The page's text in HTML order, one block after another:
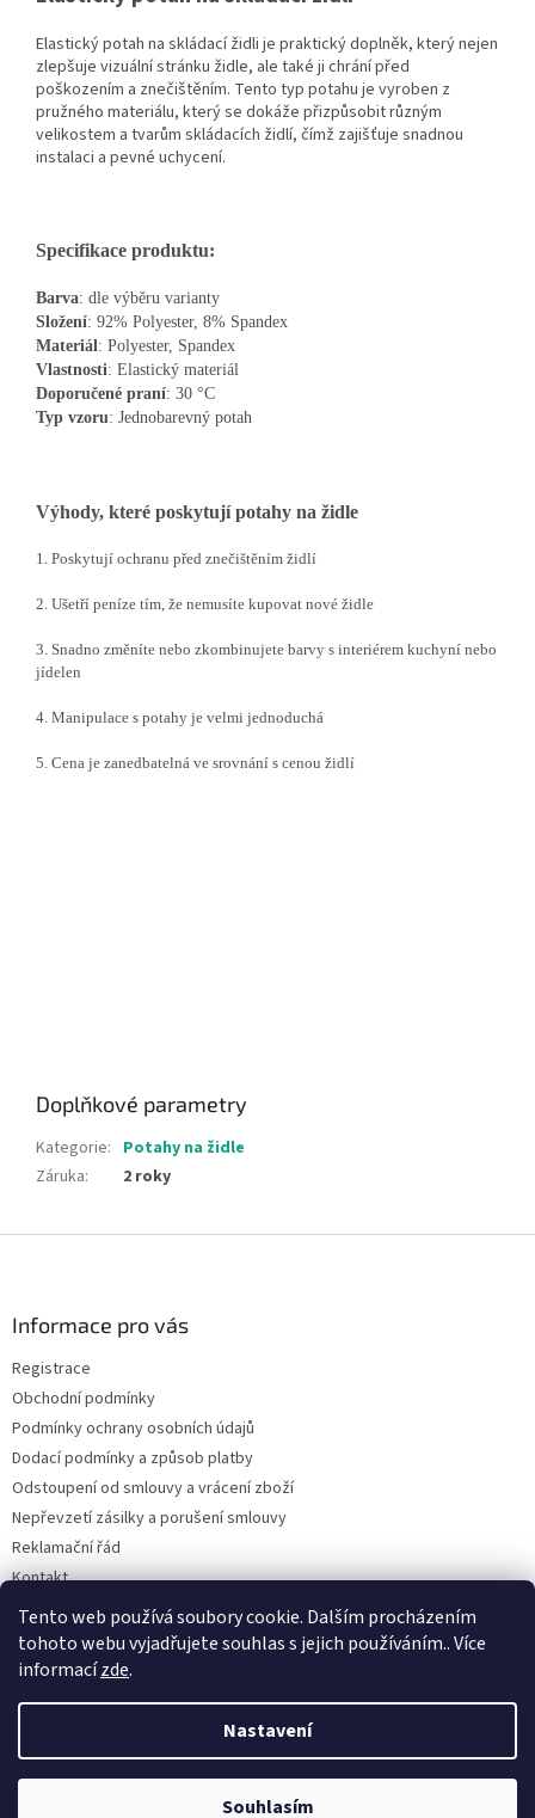
Tento web používá soubory cookie. Dalším procházením
tohoto webu vyjadřujete souhlas s jejich používáním.. Více
informacízde.
Nastavení
Souhlasím
Elastický potah na skládací židli je praktický doplněk, který nejen
zlepšuje vizuální stránku židle, ale také ji chrání před
poškozením a znečištěním. Tento typ potahu je vyroben z
pružného materiálu, který se dokáže přizpůsobit různým
velikostem a tvarům skládacích židlí, čímž zajišťuje snadnou
instalaci a pevné uchycení.
Specifikace produktu:
Barva: dle výběru varianty
Složení: 92% Polyester, 8% Spandex
Materiál: Polyester, Spandex
Vlastnosti: Elastický materiál
Doporučené praní: 30 °C
Typ vzoru: Jednobarevný potah
Výhody, které poskytují potahy na židle
1. Poskytují ochranu před znečištěním židlí
2. Ušetří peníze tím, že nemusíte kupovat nové židle
3. Snadno změníte nebo zkombinujete barvy s interiérem kuchyní nebo
jídelen
4. Manipulace s potahy je velmi jednoduchá
5. Cena je zanedbatelná ve srovnání s cenou židlí
Doplňkové parametry
Kategorie: Potahy na židle
Záruka: 2 roky
Informace pro vás
Registrace
Obchodní podmínky
Podmínky ochrany osobních údajů
Dodací podmínky a způsob platby
Odstoupení od smlouvy a vrácení zboží
Nepřevzetí zásilky a porušení smlouvy
Reklamační řád
Kontakt
Napište nám
Copyright 2026Dobirkov.cz. Všechna práva vyhrazena.Upravit
nastavení cookies